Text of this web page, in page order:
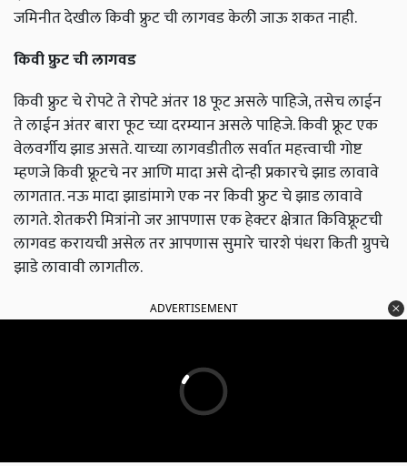
जमिनीत देखील किवी फ्रुट ची लागवड केली जाऊ शकत नाही.
किवी फ्रुट ची लागवड
किवी फ्रुट चे रोपटे ते रोपटे अंतर 18 फूट असले पाहिजे, तसेच लाईन
ते लाईन अंतर बारा फूट च्या दरम्यान असले पाहिजे. किवी फ्रूट एक
वेलवर्गीय झाड असते. याच्या लागवडीतील सर्वात महत्त्वाची गोष्ट
म्हणजे किवी फ्रूटचे नर आणि मादा असे दोन्ही प्रकारचे झाड लावावे
लागतात. नऊ मादा झाडांमागे एक नर किवी फ्रुट चे झाड लावावे
लागते. शेतकरी मित्रांनो जर आपणास एक हेक्टर क्षेत्रात किविफ्रूटची
लागवड करायची असेल तर आपणास सुमारे चारशे पंधरा किती ग्रुपचे
झाडे लावावी लागतील.
ADVERTISEMENT